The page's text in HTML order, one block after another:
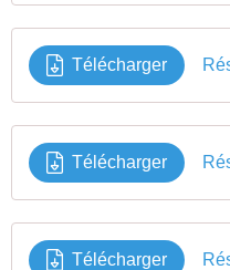
Télécharger
Télécharger
Télécharger